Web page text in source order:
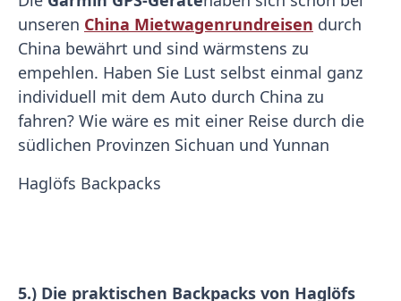
unseren China Mietwagenrundreisen durch
China bewährt und sind wärmstens zu
empehlen. Haben Sie Lust selbst einmal ganz
individuell mit dem Auto durch China zu
fahren? Wie wäre es mit einer Reise durch die
südlichen Provinzen Sichuan und Yunnan
Haglöfs Backpacks
5.) Die praktischen Backpacks von Haglöfs